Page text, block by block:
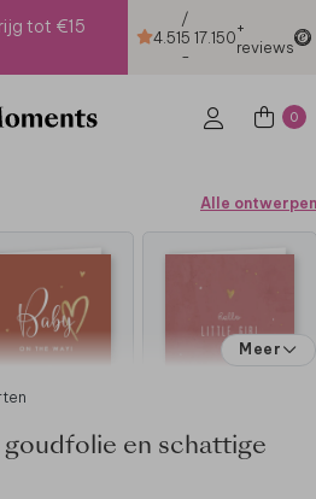
tot €15
4.51
/
5
-
17.150+
reviews
0
Alle ontwerpen
Meer
en schattige